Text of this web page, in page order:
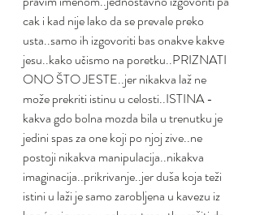
cak i kad nije lako da se prevale preko
usta..samo ih izgovoriti bas onakve kakve
jesu..kako učismo na poretku..PRIZNATI
ONO ŠTO JESTE..jer nikakva laž ne
može prekriti istinu u celosti..ISTINA -
kakva gdo bolna mozda bila u trenutku je
jedini spas za one koji po njoj zive..ne
postoji nikakva manipulacija..nikakva
imaginacija..prikrivanje..jer duša koja teži
istini u laži je samo zarobljena u kavezu iz